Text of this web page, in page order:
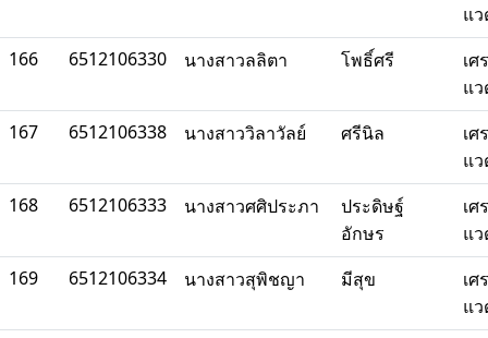
แ
166
6512106330 นางสาวลลิตา โพธิ์ศรี
เ
แ
167
6512106338 นางสาววิลาวัลย์ ศรีนิล
เ
แ
168
6512106333 นางสาวศศิประภา
ประดิษฐ์
อักษร
เ
แ
169
6512106334 นางสาวสุพิชญา มีสุข
เ
แ